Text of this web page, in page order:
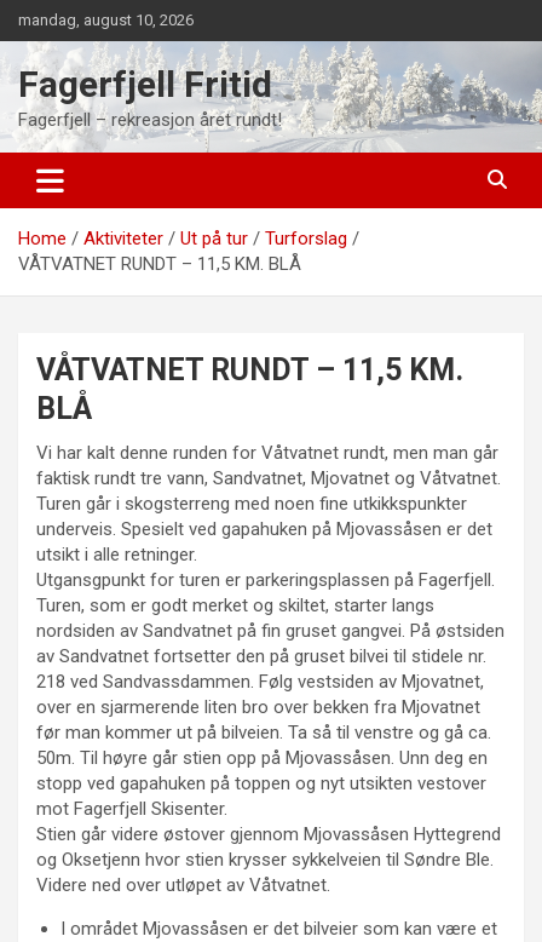
to
content
mandag, august 10, 2026
Fagerfjell Fritid
Fagerfjell – rekreasjon året rundt!
Home Aktiviteter Ut på tur
Turforslag
VÅTVATNET RUNDT – 11,5 KM. BLÅ
VÅTVATNET RUNDT – 11,5 KM.
BLÅ
Vi har kalt denne runden for Våtvatnet rundt, men man går
faktisk rundt tre vann, Sandvatnet, Mjovatnet og Våtvatnet.
Turen går i skogsterreng med noen fine utkikkspunkter
underveis. Spesielt ved gapahuken på Mjovassåsen er det
utsikt i alle retninger.
Utgansgpunkt for turen er parkeringsplassen på Fagerfjell.
Turen, som er godt merket og skiltet, starter langs
nordsiden av Sandvatnet på fin gruset gangvei. På østsiden
av Sandvatnet fortsetter den på gruset bilvei til stidele nr.
218 ved Sandvassdammen. Følg vestsiden av Mjovatnet,
over en sjarmerende liten bro over bekken fra Mjovatnet
før man kommer ut på bilveien. Ta så til venstre og gå ca.
50m. Til høyre går stien opp på Mjovassåsen. Unn deg en
stopp ved gapahuken på toppen og nyt utsikten vestover
mot Fagerfjell Skisenter.
Stien går videre østover gjennom Mjovassåsen Hyttegrend
og Oksetjenn hvor stien krysser sykkelveien til Søndre Ble.
Videre ned over utløpet av Våtvatnet.
I området Mjovassåsen er det bilveier som kan være et